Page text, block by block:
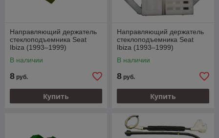
Направляющий держатель
стеклоподъемника Seat
Ibiza (1993–1999)
В наличии
8 руб.
Купить
Направляющий держатель
стеклоподъемника Seat
Ibiza (1993–1999)
В наличии
8 руб.
Купить